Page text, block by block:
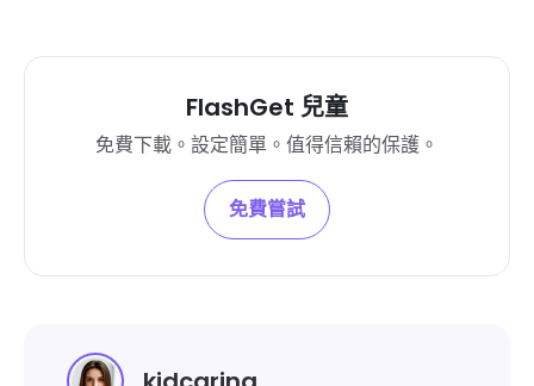
FlashGet 兒童
免費下載。設定簡單。值得信賴的保護。
免費嘗試